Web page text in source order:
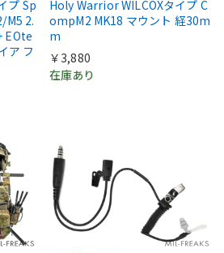
プ Sp
2.
EOte
ア フ
Holy Warrior WILCOXタイプ C
ompM2 MK18 マウント 経30m
m
￥3,880
在庫あり